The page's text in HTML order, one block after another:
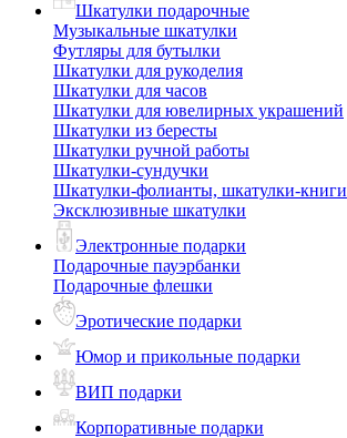
Шкатулки подарочные
Музыкальные шкатулки
Футляры для бутылки
Шкатулки для рукоделия
Шкатулки для часов
Шкатулки для ювелирных украшений
Шкатулки из бересты
Шкатулки ручной работы
Шкатулки-сундучки
Шкатулки-фолианты, шкатулки-книги
Эксклюзивные шкатулки
Электронные подарки
Подарочные пауэрбанки
Подарочные флешки
Эротические подарки
Юмор и прикольные подарки
ВИП подарки
Корпоративные подарки